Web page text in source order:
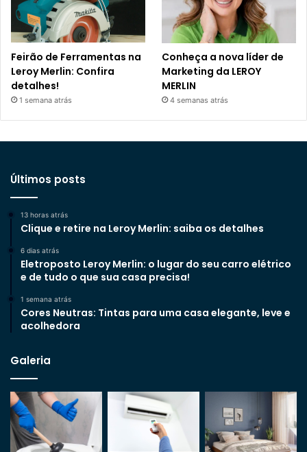
Feirão de Ferramentas na
Leroy Merlin: Confira
detalhes!
1 semana atrás
Conheça a nova líder de
Marketing da LEROY
MERLIN
4 semanas atrás
Últimos posts
13 horas atrás
Clique e retire na Leroy Merlin: saiba os detalhes
6 dias atrás
Eletroposto Leroy Merlin: o lugar do seu carro elétrico
e de tudo o que sua casa precisa!
1 semana atrás
Cores Neutras: Tintas para uma casa elegante, leve e
acolhedora
Galeria